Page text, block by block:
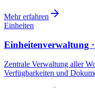
Mehr erfahren
Einheiten
Einheitenverwaltung
Zentrale Verwaltung aller
Verfügbarkeiten und